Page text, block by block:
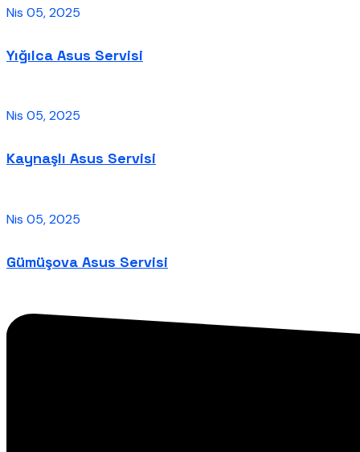
Nis 05, 2025
Yığılca Asus Servisi
Nis 05, 2025
Kaynaşlı Asus Servisi
Nis 05, 2025
Gümüşova Asus Servisi